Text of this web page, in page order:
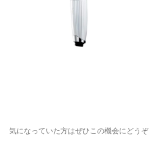
気になっていた方はぜひこの機会にどうぞ